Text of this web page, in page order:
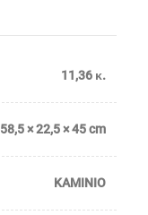
11,36 κ.
58,5 × 22,5 × 45 cm
KAMINIO